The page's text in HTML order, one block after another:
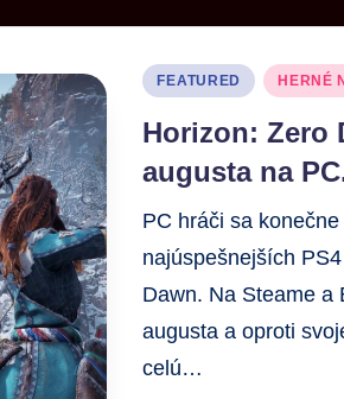
FEATURED HERNÉ
Horizon: Zero
augusta na
PC hráči sa
najúspešnejších
Dawn. Na Steame a
augusta a oproti
celú…